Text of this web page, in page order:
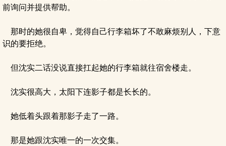
前询问并提供帮助。
那时的她很自卑，觉得自己行李箱坏了不敢麻烦别人，下意
识的要拒绝。
但沈实二话没说直接扛起她的行李箱就往宿舍楼走。
沈实很高大，太阳下连影子都是长长的。
她低着头跟着那影子走了一路。
那是她跟沈实唯一的一次交集。